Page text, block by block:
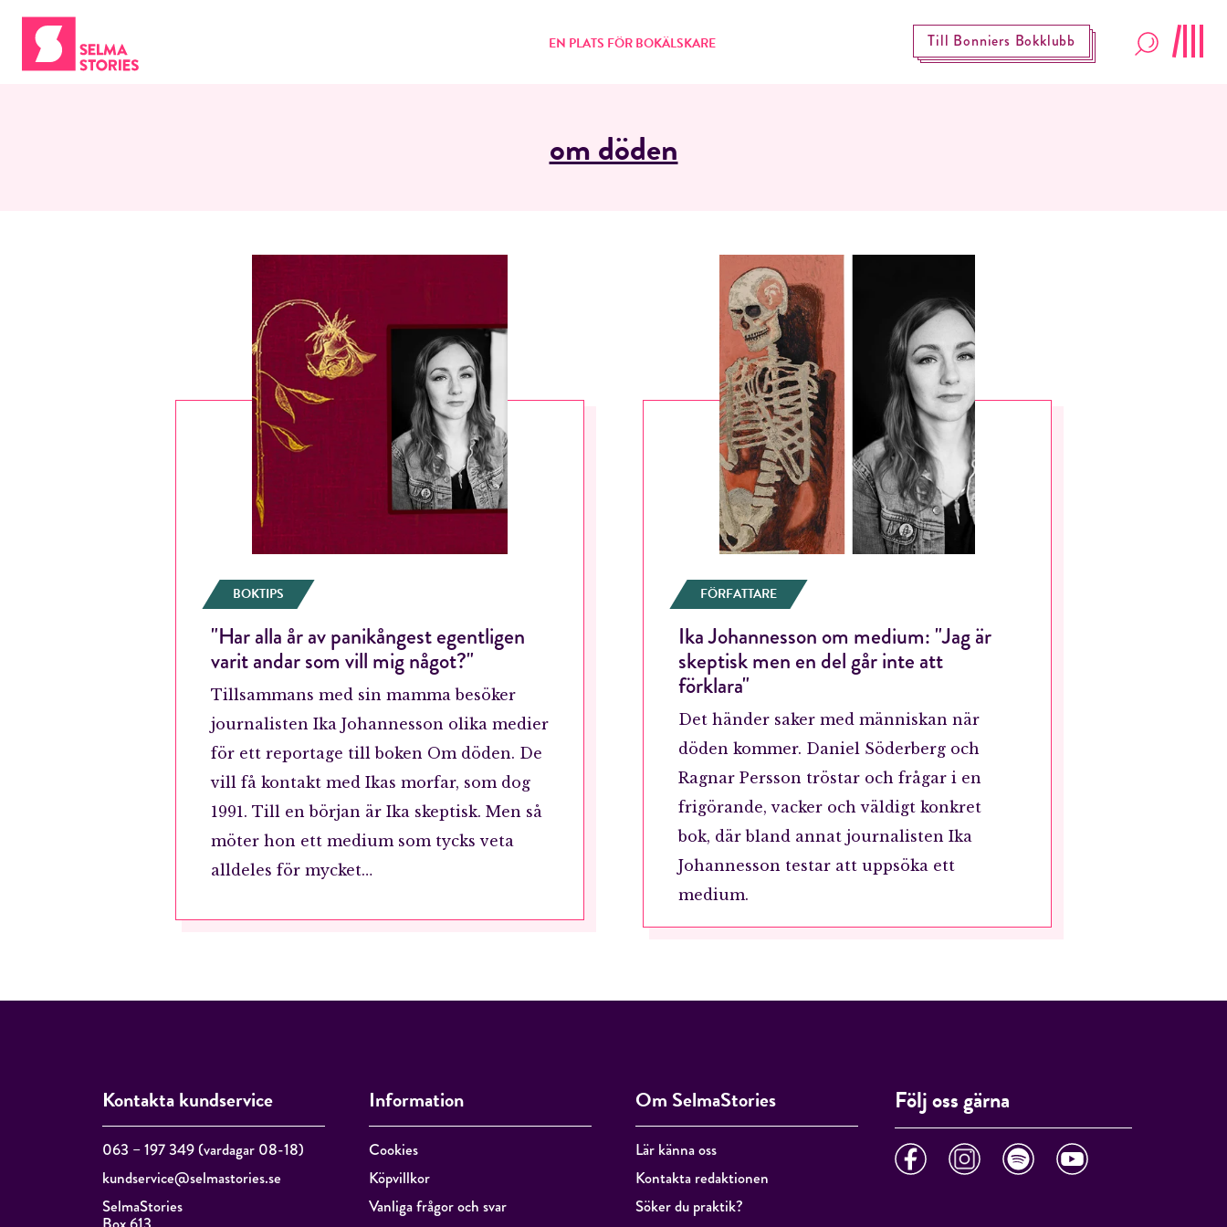
EN PLATS FÖR BOKÄLSKARE Till Bonniers Bokklubb
E-post*
Jag accepterar villkoren.
ÅNGRA OCH STÄNG
om döden
BOKTIPS
"Har alla år av panikångest egentligen
varit andar som vill mig något?"
Tillsammans med sin mamma besöker
journalisten Ika Johannesson olika medier
för ett reportage till boken Om döden. De
vill få kontakt med Ikas morfar, som dog
1991. Till en början är Ika skeptisk. Men så
möter hon ett medium som tycks veta
alldeles för mycket…
FÖRFATTARE
Ika Johannesson om medium: "Jag är
skeptisk men en del går inte att
förklara"
Det händer saker med människan när
döden kommer. Daniel Söderberg och
Ragnar Persson tröstar och frågar i en
frigörande, vacker och väldigt konkret
bok, där bland annat journalisten Ika
Johannesson testar att uppsöka ett
medium.
Kontakta kundservice
063 – 197 349 (vardagar 08-18)
kundservice@selmastories.se
SelmaStories
Information
Cookies
Köpvillkor
Vanliga frågor och svar
Om SelmaStories
Lär känna oss
Kontakta redaktionen
Söker du praktik?
Följ oss gärna